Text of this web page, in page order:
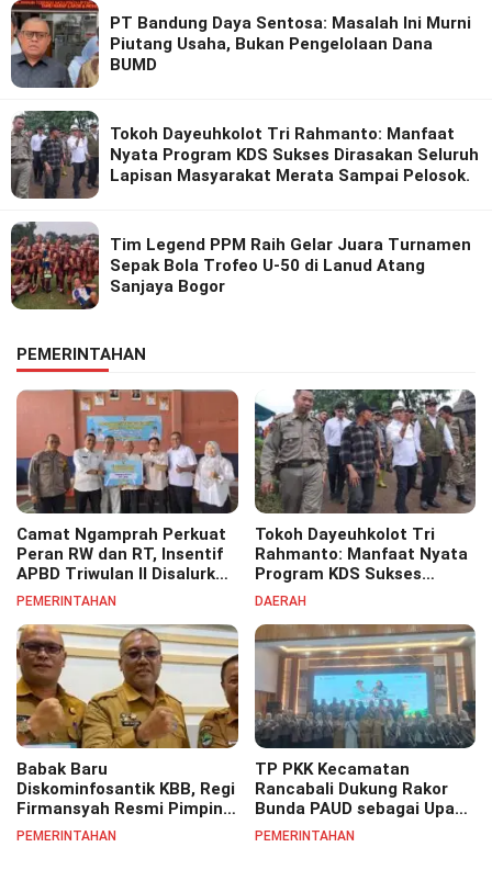
PT Bandung Daya Sentosa: Masalah Ini Murni
Piutang Usaha, Bukan Pengelolaan Dana
BUMD
Tokoh Dayeuhkolot Tri Rahmanto: Manfaat
Nyata Program KDS Sukses Dirasakan Seluruh
Lapisan Masyarakat Merata Sampai Pelosok.
Tim Legend PPM Raih Gelar Juara Turnamen
Sepak Bola Trofeo U-50 di Lanud Atang
Sanjaya Bogor
PEMERINTAHAN
Camat Ngamprah Perkuat
Peran RW dan RT, Insentif
APBD Triwulan II Disalurkan
untuk Tingkatkan
Masyarakat
PEMERINTAHAN
Tokoh Dayeuhkolot Tri
Rahmanto: Manfaat Nyata
Program KDS Sukses
Dirasakan Seluruh Lapisan
Sampai Pelosok.
DAERAH
Babak Baru
Diskominfosantik KBB, Regi
Firmansyah Resmi Pimpin
Bidang IKP Perkuat
PEMERINTAHAN
TP PKK Kecamatan
Rancabali Dukung Rakor
Bunda PAUD sebagai Upaya
Penguatan Kualitas PAUD
PEMERINTAHAN